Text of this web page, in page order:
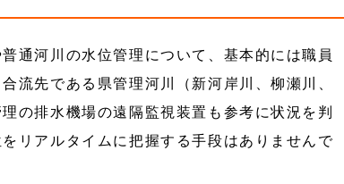
通河川の水位管理について、基本的には職員
流先である県管理河川（新河岸川、柳瀬川、
の排水機場の遠隔監視装置も参考に状況を判
リアルタイムに把握する手段はありませんで